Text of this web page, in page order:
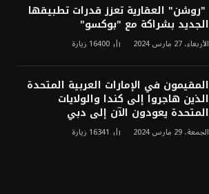
"روشن" العقارية تعزز قدرات تطبيقها
الجديد بشراكة مع "بوكسو"
الأربعاء، 27 مارس 2024 16400 زيارة
المقيمون في الإمارات العربية المتحدة
الذين هاجروا إلى كندا والولايات
المتحدة يعودون الآن إلى دبي
الجمعة، 29 مارس 2024 16341 زيارة